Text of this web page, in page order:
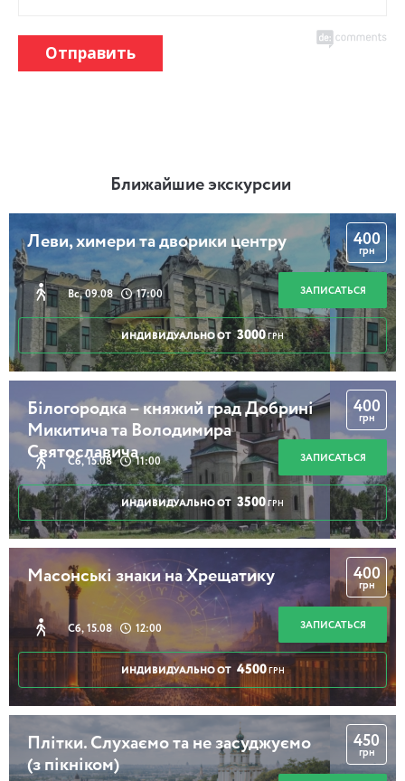
Отправить
Ближайшие экскурсии
Леви, химери та дворики центру
Вс, 09.08 17:00
400
грн
ЗАПИСАТЬСЯ
ИНДИВИДУАЛЬНО ОТ 3000 ГРН
Білогородка – княжий град Добрині
Микитича та Володимира
Святославича
Сб, 15.08 11:00
400
грн
ЗАПИСАТЬСЯ
ИНДИВИДУАЛЬНО ОТ 3500 ГРН
Масонські знаки на Хрещатику
Сб, 15.08 12:00
400
грн
ЗАПИСАТЬСЯ
ИНДИВИДУАЛЬНО ОТ 4500 ГРН
Плітки. Слухаємо та не засуджуємо
(з пікніком)
450
грн